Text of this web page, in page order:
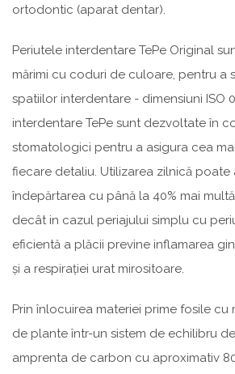
ortodontic (aparat dentar).
Periutele interdentare TePe Original
mărimi cu coduri de culoare, pentru a
spatiilor interdentare - dimensiuni ISO
interdentare TePe sunt dezvoltate în
stomatologici pentru a asigura cea
fiecare detaliu. Utilizarea zilnică poate
îndepărtarea cu până la 40% mai
decât in cazul periajului simplu cu
eficientă a plăcii previne inflamarea
și a respirației urat mirositoare.
Prin înlocuirea materiei prime fosile cu
de plante într-un sistem de echilibru
amprenta de carbon cu aproximativ